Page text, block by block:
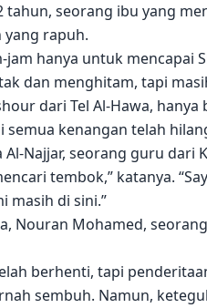
tahun, seorang ibu yang
rapuh.
jam hanya untuk mencapai
dan menghitam, tapi
dari Tel Al-Hawa,
semua kenangan telah
Najjar, seorang guru
tembok,” katanya.
masih di sini.”
Nouran Mohamed,
berhenti, tapi
sembuh. Namun,